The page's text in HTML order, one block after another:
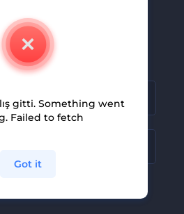
ilk olarak size
gitti. Something went
Failed to fetch
Got it